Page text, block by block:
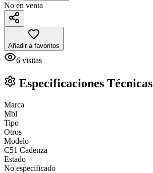
No en venta
Añadir a favoritos
6 visitas
Especificaciones Técnicas
Marca
Mbl
Tipo
Otros
Modelo
C51 Cadenza
Estado
No especificado